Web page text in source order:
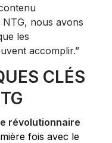
NTG, nous avons
les
accomplir.”
CLÉS
révolutionnaire
fois avec le